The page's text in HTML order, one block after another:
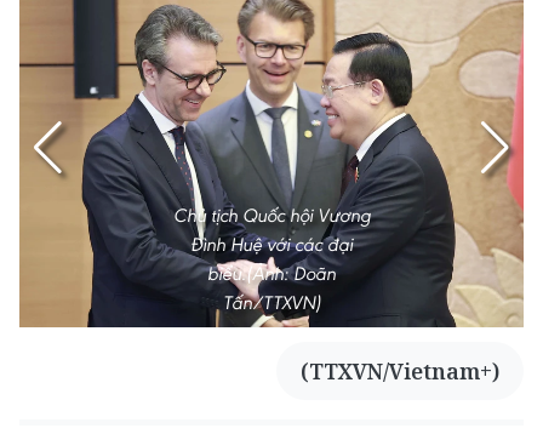
Chủ tịch Quốc hội Vương
Đình Huệ với các đại
biểu.(Ảnh: Doãn
Tấn/TTXVN)
(TTXVN/Vietnam+)